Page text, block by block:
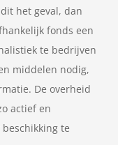
het geval, dan
fonds een
te bedrijven
middelen nodig,
De overheid
actief en
te